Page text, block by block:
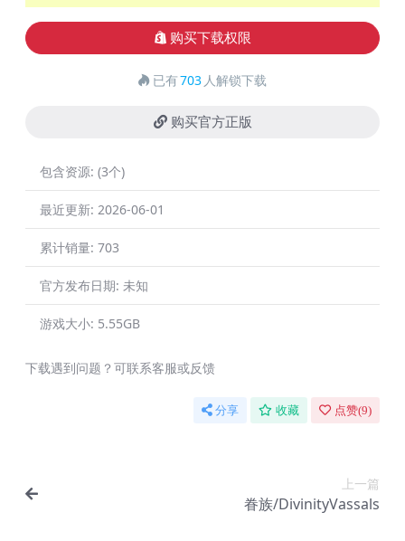
购买下载权限
已有703 人解锁下载
购买官方正版
包含资源: (3个)
最近更新: 2026-06-01
累计销量: 703
官方发布日期: 未知
游戏大小: 5.55GB
下载遇到问题？可联系客服或反馈
分享 收藏 点赞(9)
上一篇
眷族/DivinityVassals